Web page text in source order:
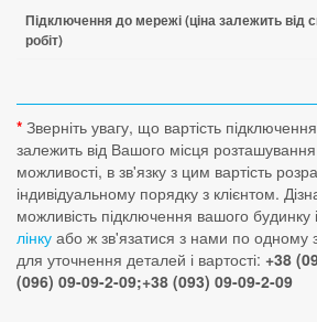
Підключення до мережі (ціна залежить від
робіт)
* Зверніть увагу, що вартість
залежить від Вашого місця розташування
можливості, в зв'язку з цим вартість
індивідуальному порядку з клієнтом.
можливість підключення вашого будинку
лінку або ж зв'язатися з нами по одному
для уточнення деталей і вартості: +38
(096) 09-09-2-09;+38 (093) 09-09-2-09